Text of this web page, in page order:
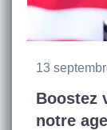
13
Boostez
notre